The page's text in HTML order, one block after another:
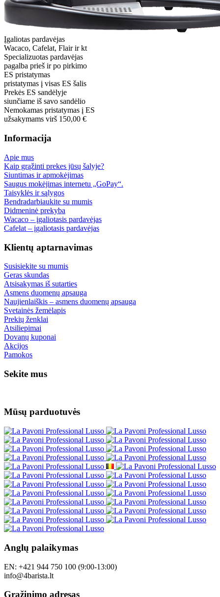
Įgaliotas pardavėjas
Wacaco, Cafelat, Flair ir kt
Specializuotas pardavėjas
pagalba prieš ir po pirkimo
ES pristatymas
pristatymas į visas ES šalis
Prekės ES sandėlyje
siunčiame iš savo sandėlio
Nemokamas pristatymas į ES
užsakymams virš 150,00 €
Informacija
Apie mus
Kaip grąžinti prekes jūsų šalyje?
Siuntimas ir apmokėjimas
Saugus mokėjimas internetu „GoPay“.
Taisyklės ir sąlygos
Bendradarbiaukite su mumis
Didmeninė prekyba
Wacaco – įgaliotasis pardavėjas
Cafelat – įgaliotasis pardavėjas
Klientų aptarnavimas
Susisiekite su mumis
Geras skundas
Atsisakymas iš sutarties
Asmens duomenų apsauga
Naujienlaiškis – asmens duomenų apsauga
Svetainės žemėlapis
Prekių ženklai
Atsiliepimai
Dovanų kuponai
Akcijos
Pamokos
Sekite mus
Mūsų parduotuvės
Anglų palaikymas
EN: +421 944 750 100 (9:00-13:00)
info@4barista.lt
Grąžinimo adresas